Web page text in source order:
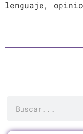
lenguaje,